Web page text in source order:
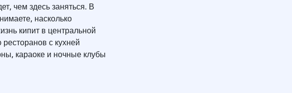
чем здесь заняться. В
насколько
кипит в центральной
с кухней
караоке и ночные клубы